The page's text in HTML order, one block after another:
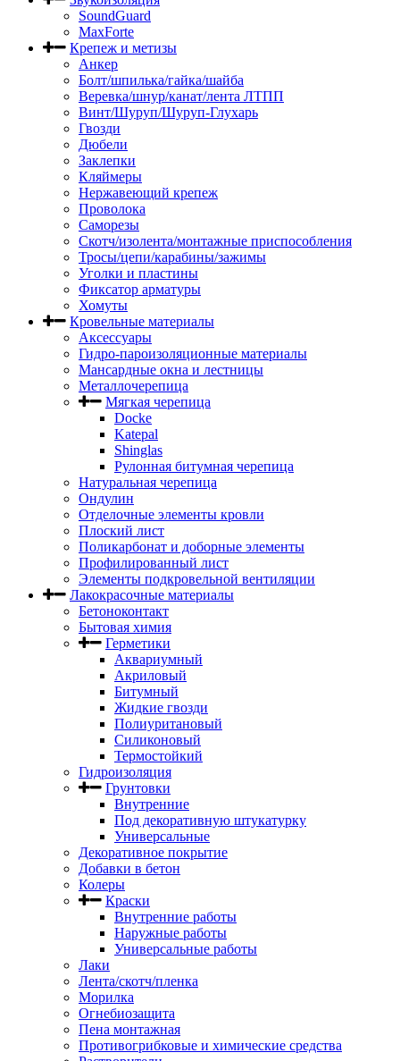
SoundGuard
MaxForte
Крепеж и метизы
Анкер
Болт/шпилька/гайка/шайба
Веревка/шнур/канат/лента ЛТПП
Винт/Шуруп/Шуруп-Глухарь
Гвозди
Дюбели
Заклепки
Кляймеры
Нержавеющий крепеж
Проволока
Саморезы
Скотч/изолента/монтажные приспособления
Тросы/цепи/карабины/зажимы
Уголки и пластины
Фиксатор арматуры
Хомуты
Кровельные материалы
Аксессуары
Гидро-пароизоляционные материалы
Мансардные окна и лестницы
Металлочерепица
Мягкая черепица
Docke
Katepal
Shinglas
Рулонная битумная черепица
Натуральная черепица
Ондулин
Отделочные элементы кровли
Плоский лист
Поликарбонат и доборные элементы
Профилированный лист
Элементы подкровельной вентиляции
Лакокрасочные материалы
Бетоноконтакт
Бытовая химия
Герметики
Аквариумный
Акриловый
Битумный
Жидкие гвозди
Полиуритановый
Силиконовый
Термостойкий
Гидроизоляция
Грунтовки
Внутренние
Под декоративную штукатурку
Универсальные
Декоративное покрытие
Добавки в бетон
Колеры
Краски
Внутренние работы
Наружные работы
Универсальные работы
Лаки
Лента/скотч/пленка
Морилка
Огнебиозащита
Пена монтажная
Противогрибковые и химические средства